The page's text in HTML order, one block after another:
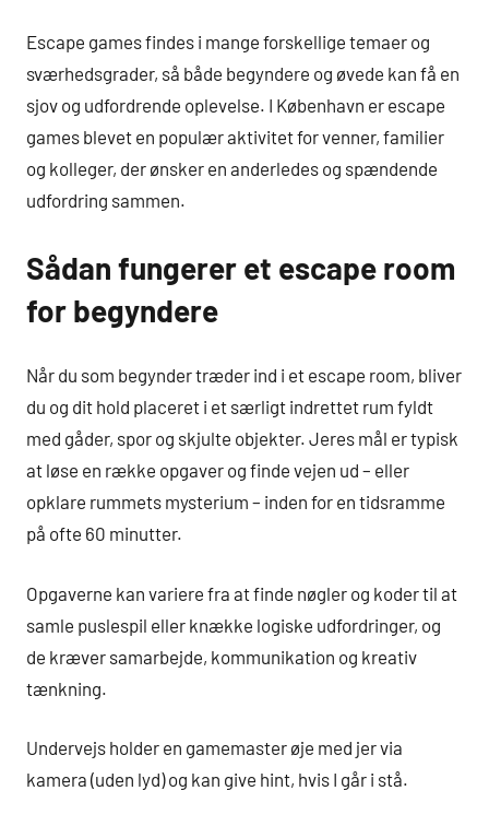
Escape games findes i mange forskellige temaer og
sværhedsgrader, så både begyndere og øvede kan få en
sjov og udfordrende oplevelse. I København er escape
games blevet en populær aktivitet for venner, familier
og kolleger, der ønsker en anderledes og spændende
udfordring sammen.
Sådan fungerer et escape room
for begyndere
Når du som begynder træder ind i et escape room, bliver
du og dit hold placeret i et særligt indrettet rum fyldt
med gåder, spor og skjulte objekter. Jeres mål er typisk
at løse en række opgaver og finde vejen ud – eller
opklare rummets mysterium – inden for en tidsramme
på ofte 60 minutter.
Opgaverne kan variere fra at finde nøgler og koder til at
samle puslespil eller knække logiske udfordringer, og
de kræver samarbejde, kommunikation og kreativ
tænkning.
Undervejs holder en gamemaster øje med jer via
kamera (uden lyd) og kan give hint, hvis I går i stå.